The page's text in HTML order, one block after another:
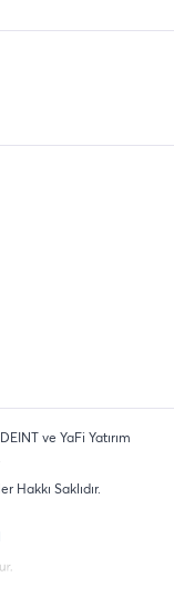
ve YaFi Yatırım
Hakkı Saklıdır.